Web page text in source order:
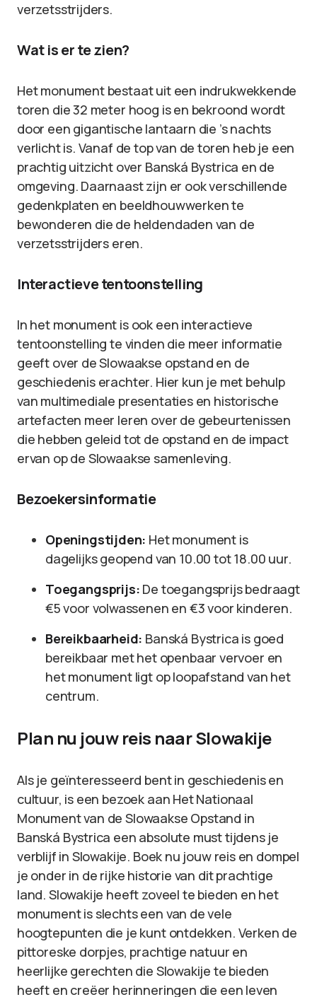
verzetsstrijders.
Wat is er te zien?
Het monument bestaat uit een indrukwekkende
toren die 32 meter hoog is en bekroond wordt
door een gigantische lantaarn die ’s nachts
verlicht is. Vanaf de top van de toren heb je een
prachtig uitzicht over Banská Bystrica en de
omgeving. Daarnaast zijn er ook verschillende
gedenkplaten en beeldhouwwerken te
bewonderen die de heldendaden van de
verzetsstrijders eren.
Interactieve tentoonstelling
In het monument is ook een interactieve
tentoonstelling te vinden die meer informatie
geeft over de Slowaakse opstand en de
geschiedenis erachter. Hier kun je met behulp
van multimediale presentaties en historische
artefacten meer leren over de gebeurtenissen
die hebben geleid tot de opstand en de impact
ervan op de Slowaakse samenleving.
Bezoekersinformatie
Openingstijden: Het monument is
dagelijks geopend van 10.00 tot 18.00 uur.
Toegangsprijs: De toegangsprijs bedraagt
€5 voor volwassenen en €3 voor kinderen.
Bereikbaarheid: Banská Bystrica is goed
bereikbaar met het openbaar vervoer en
het monument ligt op loopafstand van het
centrum.
Plan nu jouw reis naar Slowakije
Als je geïnteresseerd bent in geschiedenis en
cultuur, is een bezoek aan Het Nationaal
Monument van de Slowaakse Opstand in
Banská Bystrica een absolute must tijdens je
verblijf in Slowakije. Boek nu jouw reis en dompel
je onder in de rijke historie van dit prachtige
land. Slowakije heeft zoveel te bieden en het
monument is slechts een van de vele
hoogtepunten die je kunt ontdekken. Verken de
pittoreske dorpjes, prachtige natuur en
heerlijke gerechten die Slowakije te bieden
heeft en creëer herinneringen die een leven